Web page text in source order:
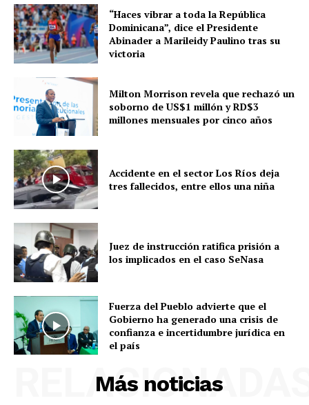
“Haces vibrar a toda la República
Dominicana”, dice el Presidente
Abinader a Marileidy Paulino tras su
victoria
Milton Morrison revela que rechazó un
soborno de US$1 millón y RD$3
millones mensuales por cinco años
Accidente en el sector Los Ríos deja
tres fallecidos, entre ellos una niña
Juez de instrucción ratifica prisión a
los implicados en el caso SeNasa
Fuerza del Pueblo advierte que el
Gobierno ha generado una crisis de
confianza e incertidumbre jurídica en
el país
Más noticias